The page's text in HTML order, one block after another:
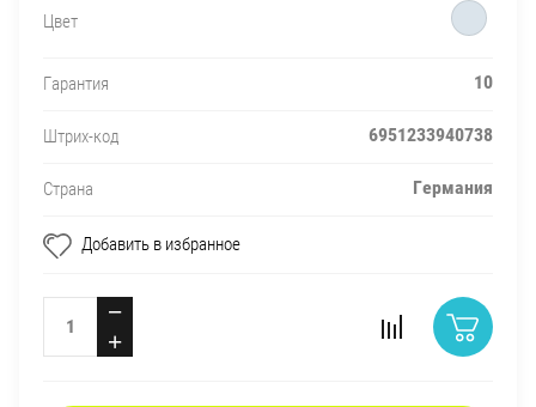
Цвет
Гарантия 10
Штрих-код 6951233940738
Страна Германия
Добавить в избранное
−
+